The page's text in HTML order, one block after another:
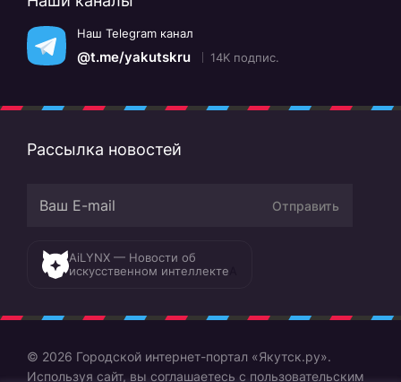
Наш Telegram канал
@t.me/yakutskru 14K подпис.
Рассылка новостей
Отправить
AiLYNX — Новости об
искусственном интеллекте
© 2026 Городской интернет-портал «Якутск.ру».
Используя сайт, вы соглашаетесь с пользовательским